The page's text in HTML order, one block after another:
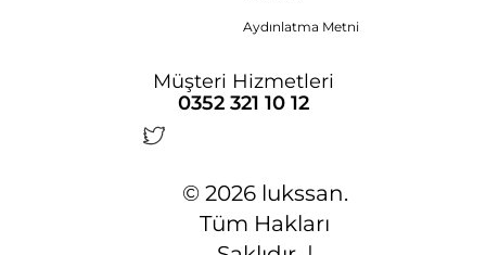
Aydınlatma Metni
Müşteri Hizmetleri
0352 321 10 12
© 2026 lukssan.
Tüm Hakları